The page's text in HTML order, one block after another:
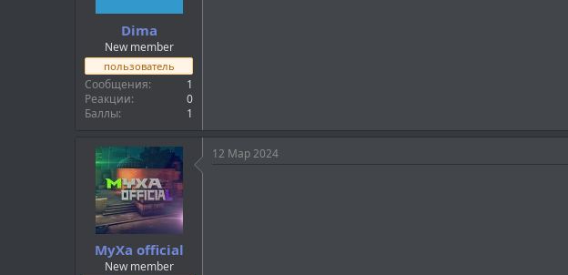
Dima
New member
пользователь
Сообщения
1
Реакции
0
Баллы
1
MyXa official
New member
12 Мар 2024